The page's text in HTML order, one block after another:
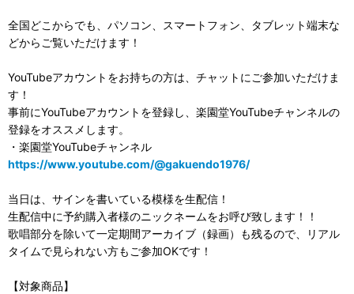
全国どこからでも、パソコン、スマートフォン、タブレット端末な
どからご覧いただけます！
YouTubeアカウントをお持ちの方は、チャットにご参加いただけま
す！
事前にYouTubeアカウントを登録し、楽園堂YouTubeチャンネルの
登録をオススメします。
・楽園堂YouTubeチャンネル
https://www.youtube.com/@gakuendo1976/
当日は、サインを書いている模様を生配信！
生配信中に予約購入者様のニックネームをお呼び致します！！
歌唱部分を除いて一定期間アーカイブ（録画）も残るので、リアル
タイムで見られない方もご参加OKです！
【対象商品】